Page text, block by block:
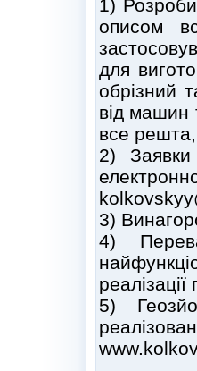
1)
описом
для
обрізний
від машин
все
2)
3)
4)
реалізації
5)